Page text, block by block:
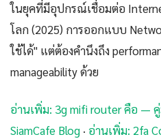
ในยุคที่มีอุปกรณ์เชื่อมต่อ
โลก (2025) การออกแบบ
ใช้ได้" แต่ต้องคำนึงถึง
manageability ด้วย
อ่านเพิ่ม: 3g mifi router คือ —
SiamCafe Blog · อ่านเพิ่ม: 2fa